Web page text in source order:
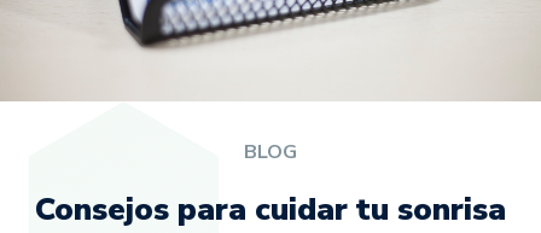
BLOG
Consejos para cuidar tu sonrisa